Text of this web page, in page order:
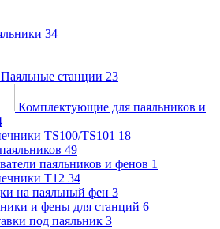
34
Паяльные станции 23
Комплектующие для паяльников и
TS100/TS101 18
49
паяльников и фенов 1
T12 34
на паяльный фен 3
и фены для станций 6
под паяльник 3